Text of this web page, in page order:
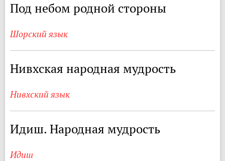
Под небом родной стороны
Шорский язык
Нивхская народная мудрость
Нивхский язык
Идиш. Народная мудрость
Идиш